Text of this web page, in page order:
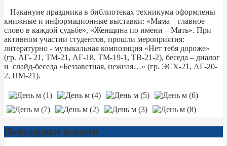
Накануне праздника в библиотеках техникума оформлены
книжные и информационные выставки: «Мама – главное
слово в каждой судьбе», «Женщина по имени – Мать». При
активном участии студентов, прошли мероприятия:
литературно - музыкальная композиция «Нет тебя дороже»
(гр. АГ- 21, ТМ-21, АГ-18, ТМ-19-1, ТВ-21-2), беседа – диалог
и слайд-беседа «Беззаветная, нежная…» (гр. ЭСХ-21, АГ-20-
2, ПМ-21).
Популярные новости